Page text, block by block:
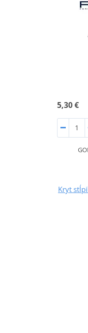
5,30 €
Kryt